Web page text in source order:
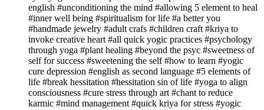
english #unconditioning the mind #allowing 5 element to heal
#inner well being #spiritualism for life #a better you
#handmade jewelry #adult crafs #children craft #kriya to
invoke creative heart #all quick yogic practices #psychology
through yoga #plant healing #beyond the psyc #sweetness of
self for success #sweetening the self #how to learn #yogic
cure depression #english as second language #5 elements of
life #break hessitation #hessitation sin of life #yoga to align
consciousness #cure stress through art #chant to reduce
karmic #mind management #quick kriya for stress #yogic